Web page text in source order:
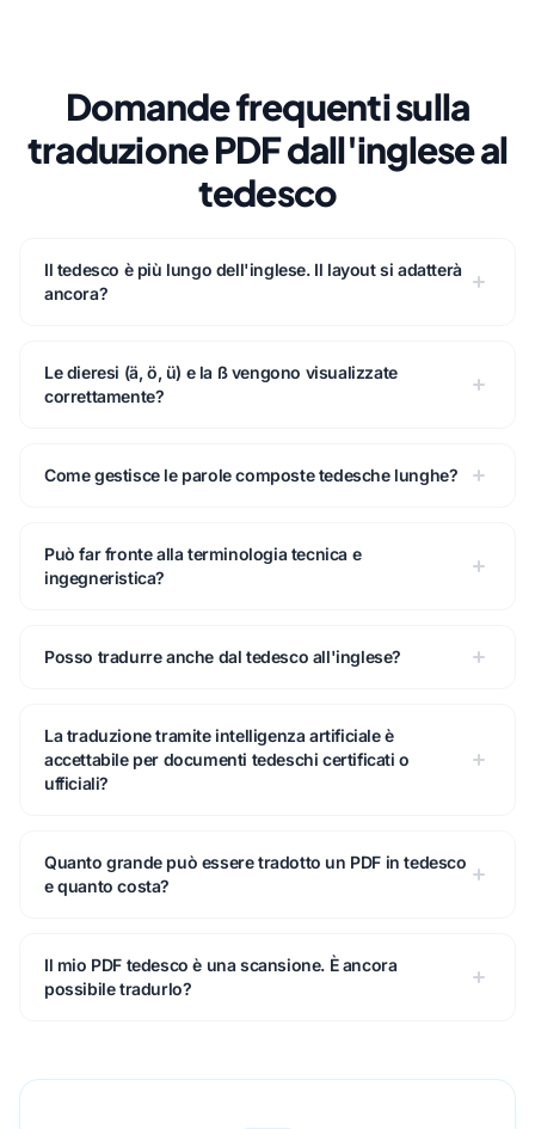
Domande frequenti sulla
traduzione PDF dall'inglese al
tedesco
Il tedesco è più lungo dell'inglese. Il layout si adatterà
ancora?
Le dieresi (ä, ö, ü) e la ß vengono visualizzate
correttamente?
Come gestisce le parole composte tedesche lunghe?
Può far fronte alla terminologia tecnica e
ingegneristica?
Posso tradurre anche dal tedesco all'inglese?
La traduzione tramite intelligenza artificiale è
accettabile per documenti tedeschi certificati o
ufficiali?
Quanto grande può essere tradotto un PDF in tedesco
e quanto costa?
Il mio PDF tedesco è una scansione. È ancora
possibile tradurlo?